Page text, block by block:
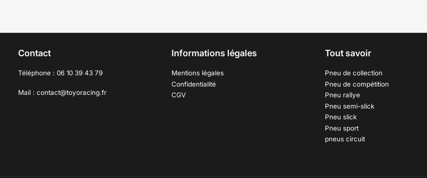
Contact
Téléphone : 06 10 39 43 79
Mail : contact@toyoracing.fr
Informations légales
Mentions légales
Confidentialité
CGV
Tout savoir
Pneu de collection
Pneu de compétition
Pneu rallye
Pneu semi-slick
Pneu slick
Pneu sport
pneus circuit